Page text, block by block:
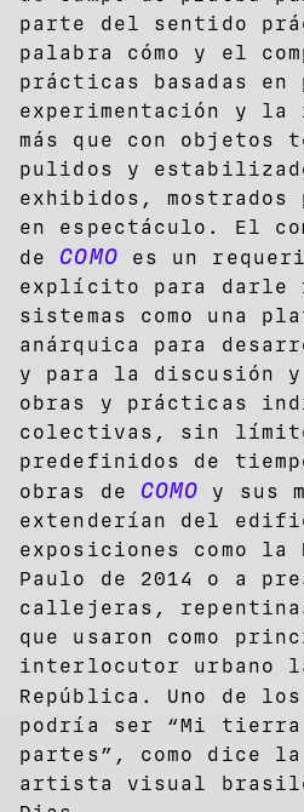
parte del sentido
palabra cómo y el
prácticas basadas en
experimentación y la
más que con objetos
pulidos y
exhibidos,
en espectáculo. El
de COMO es un
explícito para darle
sistemas como una
anárquica para
y para la discusión y
obras y prácticas
colectivas, sin
predefinidos de
obras de COMO y sus
extenderían del
exposiciones como la
Paulo de 2014 o a
callejeras,
que usaron como
interlocutor urbano
República. Uno de
podría ser “Mi tierra
partes”, como dice
artista visual